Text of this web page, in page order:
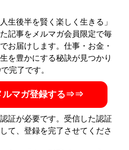
わかりやすいファッション情報を
生後半を賢く楽しく生きる」
記事をメルマガ会員限定で毎
お届けします。仕事・お金・
を豊かにする秘訣が見つかり
完了です。
ルマガ登録する⇒⇒
証が必要です。受信した認証
て、登録を完了させてくださ